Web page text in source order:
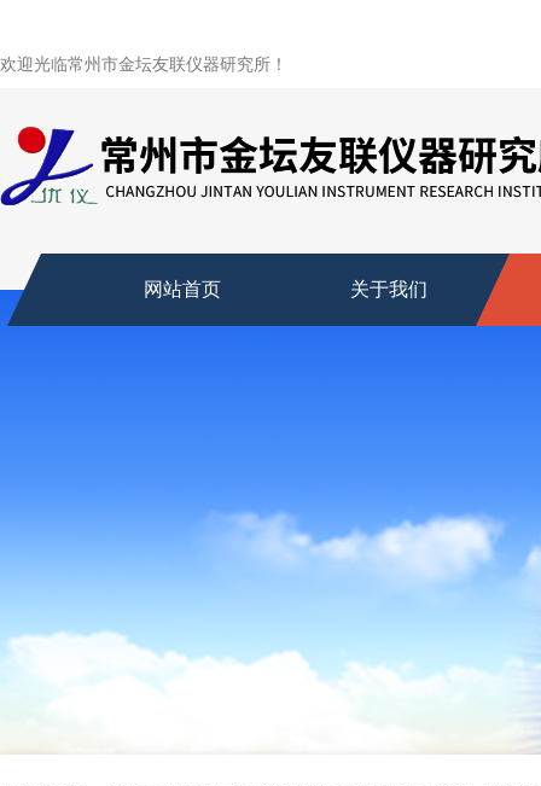
欢迎光临常州市金坛友联仪器研究所！
网站首页 关于我们